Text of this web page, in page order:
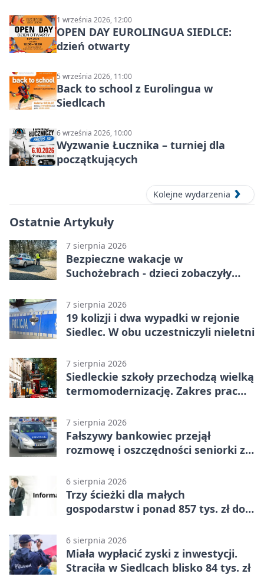
1 września 2026, 12:00
OPEN DAY EUROLINGUA SIEDLCE:
dzień otwarty
5 września 2026, 11:00
Back to school z Eurolingua w
Siedlcach
6 września 2026, 10:00
Wyzwanie Łucznika – turniej dla
początkujących
Kolejne wydarzenia
Ostatnie Artykuły
7 sierpnia 2026
Bezpieczne wakacje w
Suchożebrach - dzieci zobaczyły
7 sierpnia 2026
19 kolizji i dwa wypadki w rejonie
Siedlec. W obu uczestniczyli nieletni
7 sierpnia 2026
Siedleckie szkoły przechodzą wielką
termomodernizację. Zakres prac
7 sierpnia 2026
Fałszywy bankowiec przejął
rozmowę i oszczędności seniorki z
6 sierpnia 2026
Trzy ścieżki dla małych
gospodarstw i ponad 857 tys. zł do
6 sierpnia 2026
Miała wypłacić zyski z inwestycji.
Straciła w Siedlcach blisko 84 tys. zł